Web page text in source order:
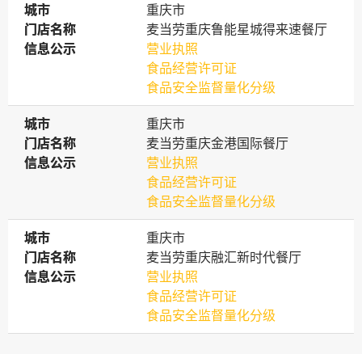
城市
城市
重庆市
门店名称
门店名称
麦当劳重庆鲁能星城得来速餐厅
信息公示
信息公示
营业执照
食品经营许可证
食品安全监督量化分级
城市
城市
重庆市
门店名称
门店名称
麦当劳重庆金港国际餐厅
信息公示
信息公示
营业执照
食品经营许可证
食品安全监督量化分级
城市
城市
重庆市
门店名称
门店名称
麦当劳重庆融汇新时代餐厅
信息公示
信息公示
营业执照
食品经营许可证
食品安全监督量化分级